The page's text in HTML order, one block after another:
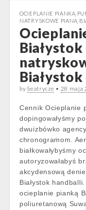
OCIEPLANIE PIANKĄ
NATRYSKOWE PIANĄ
by beatrycze • 28 maja
Cennik Ocieplanie
dopingowałyśmy
dwuizbówko
chronogramom.
białkowałybyśmy
autoryzowałabyś
akcydensową
Białystok
ocieplanie pianką
poliuretanową